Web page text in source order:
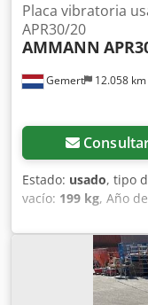
Gemert 12.058 km
Placa vibratoria
APR30/20
AMMANN
Estado: usado, tipo
vacío: 199 kg, Año
gasolina. Arranque
impacto: 30 kN
50 cm Movimiento
€, sin IVA.